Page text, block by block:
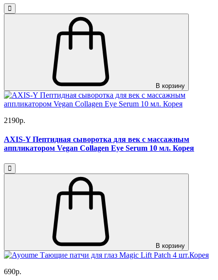
В корзину
2190р.
AXIS-Y Пептидная сыворотка для век с массажным
аппликатором Vegan Collagen Eye Serum 10 мл. Корея
В корзину
690р.